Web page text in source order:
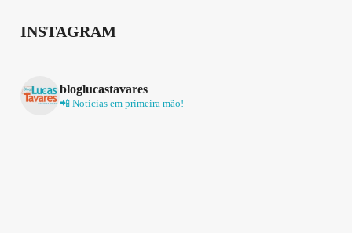
INSTAGRAM
bloglucastavares
📲 Notícias em primeira mão!